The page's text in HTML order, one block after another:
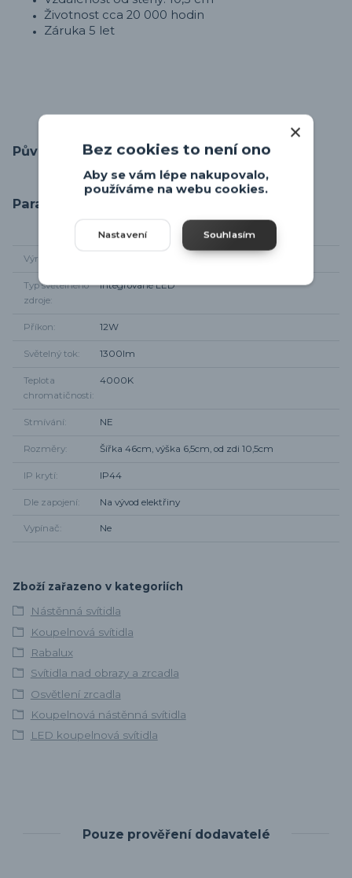
Životnost cca 20 000 hodin
Záruka 5 let
Původ zboží
Parametry
Výrobce
Typ světelného
zdroje
integrované LED
Příkon 12W
Světelný tok 1300lm
Teplota
chromatičnosti
4000K
Stmívání NE
Rozměry Šířka 46cm, výška 6,5cm, od zdi 10,5cm
IP krytí IP44
Dle zapojení Na vývod elektřiny
Vypínač Ne
Zboží zařazeno v kategoriích
Nástěnná svítidla
Koupelnová svítidla
Rabalux
Svítidla nad obrazy a zrcadla
Osvětlení zrcadla
Koupelnová nástěnná svítidla
LED koupelnová svítidla
Pouze prověření dodavatelé
Bez cookies to není ono
Aby se vám lépe nakupovalo,
používáme na webu cookies.
Nastavení Souhlasím